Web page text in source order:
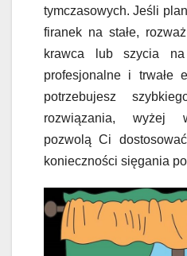
tymczasowych. Jeśli
firanek na stałe,
krawca lub szycia
profesjonalne i trwałe
potrzebujesz
rozwiązania, wyżej
pozwolą Ci
konieczności sięgania